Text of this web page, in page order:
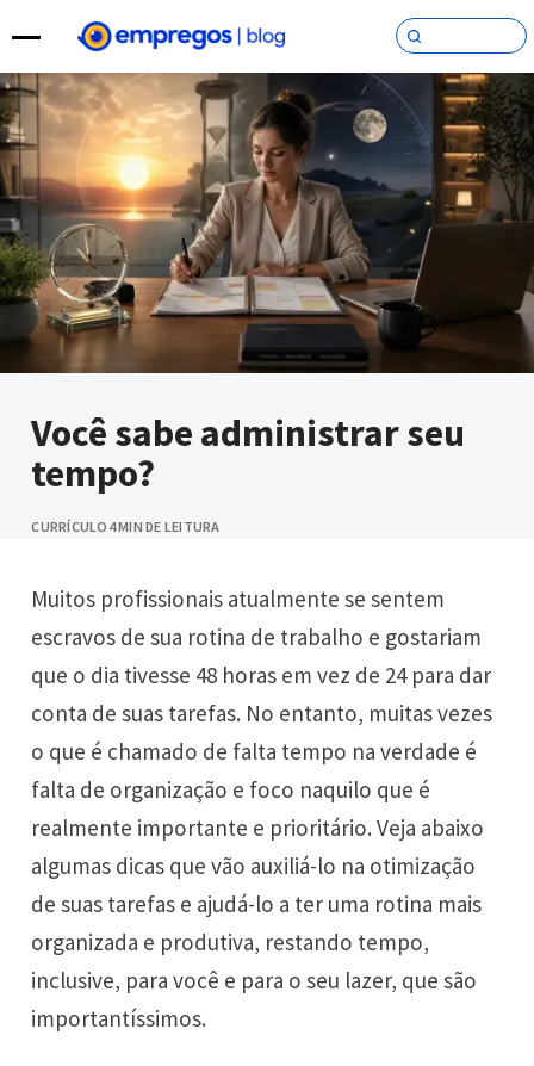
Pular para o conteúdo
Você sabe administrar seu
tempo?
CURRÍCULO 4 MIN DE LEITURA
Muitos profissionais atualmente se sentem
escravos de sua rotina de trabalho e gostariam
que o dia tivesse 48 horas em vez de 24 para dar
conta de suas tarefas. No entanto, muitas vezes
o que é chamado de falta tempo na verdade é
falta de organização e foco naquilo que é
realmente importante e prioritário. Veja abaixo
algumas dicas que vão auxiliá-lo na otimização
de suas tarefas e ajudá-lo a ter uma rotina mais
organizada e produtiva, restando tempo,
inclusive, para você e para o seu lazer, que são
importantíssimos.